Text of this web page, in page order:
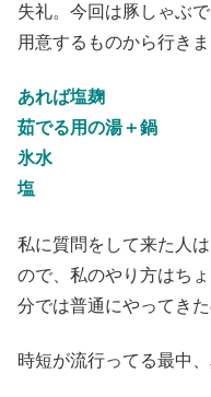
失礼。今回は豚しゃぶで
用意するものから行きま
あれば塩麹
茹でる用の湯＋鍋
氷水
塩
私に質問をして来た人
ので、私のやり方はち
分では普通にやってき
時短が流行ってる最中